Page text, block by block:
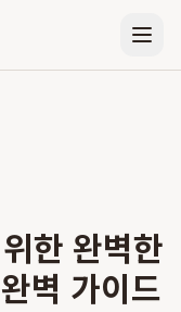
한 완벽한
벽 가이드